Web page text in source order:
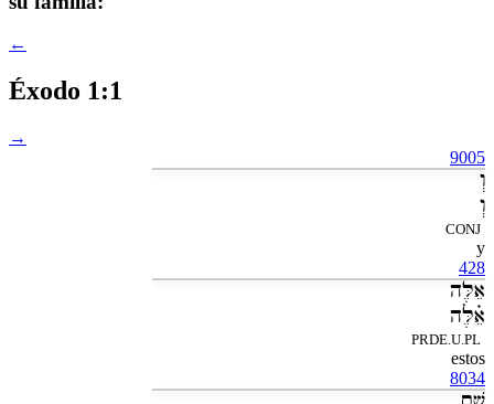
←
Éxodo 1:1
→
9005
וְ
וְ
CONJ
y
428
אֵלֶּה
אֵ֗לֶּה
PRDE.U.PL
estos
8034